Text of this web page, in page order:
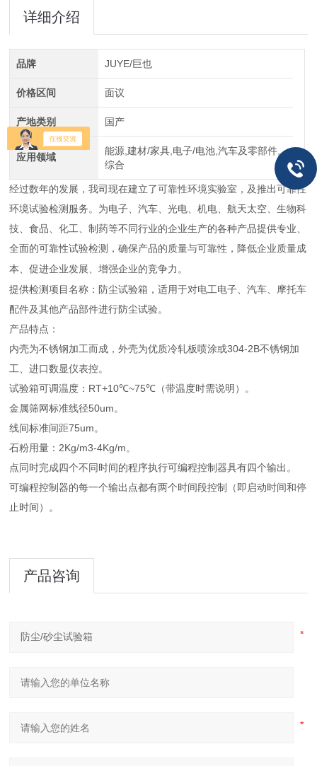
详细介绍
品牌 JUYE/巨也
价格区间 面议
产地类别 国产
应用领域
能源,建材/家具,电子/电池,汽车及零部件,
综合
经过数年的发展，我司现在建立了可靠性环境实验室，及推出可靠性
环境试验检测服务。为电子、汽车、光电、机电、航天太空、生物科
技、食品、化工、制药等不同行业的企业生产的各种产品提供专业、
全面的可靠性试验检测，确保产品的质量与可靠性，降低企业质量成
本、促进企业发展、增强企业的竞争力。
提供检测项目名称：防尘试验箱，适用于对电工电子、汽车、摩托车
配件及其他产品部件进行防尘试验。
产品特点：
内壳为不锈钢加工而成，外壳为优质冷轧板喷涂或304-2B不锈钢加
工、进口数显仪表控。
试验箱可调温度：RT+10℃~75℃（带温度时需说明）。
金属筛网标准线径50um。
线间标准间距75um。
石粉用量：2Kg/m3-4Kg/m。
点同时完成四个不同时间的程序执行可编程控制器具有四个输出。
可编程控制器的每一个输出点都有两个时间段控制（即启动时间和停
止时间）。
产品咨询